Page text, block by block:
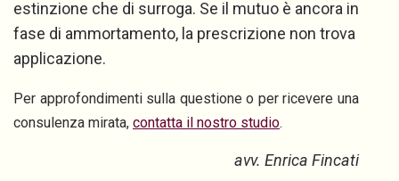
estinzione che di surroga. Se il mutuo è ancora in
fase di ammortamento, la prescrizione non trova
applicazione.
Per approfondimenti sulla questione o per ricevere una
consulenza mirata, contatta il nostro studio.
avv. Enrica Fincati